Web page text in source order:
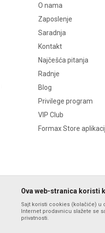
O nama
Zaposlenje
Saradnja
Kontakt
Najčešća pitanja
Radnje
Blog
Privilege program
VIP Club
Formax Store
Ova web-stranica koristi
Sajt koristi cookies (kolačiće) u
Internet prodavnicu slažete se
privatnosti.